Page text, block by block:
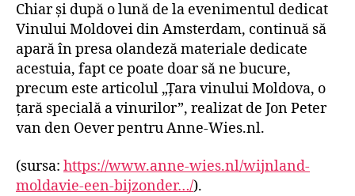
Chiar și după o lună de la evenimentul dedicat
Vinului Moldovei din Amsterdam, continuă să
apară în presa olandeză materiale dedicate
acestuia, fapt ce poate doar să ne bucure,
precum este articolul „Țara vinului Moldova, o
țară specială a vinurilor”, realizat de Jon Peter
van den Oever pentru Anne-Wies.nl.
(sursa: https://www.anne-wies.nl/wijnland-
moldavie-een-bijzonder…/).